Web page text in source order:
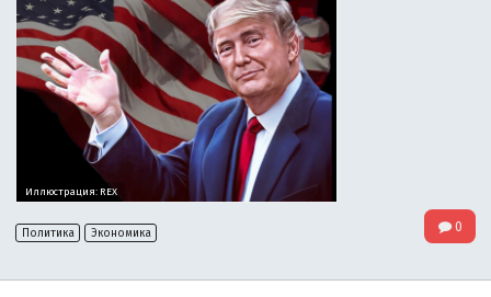
Иллюстрация: REX
Политика Экономика 0